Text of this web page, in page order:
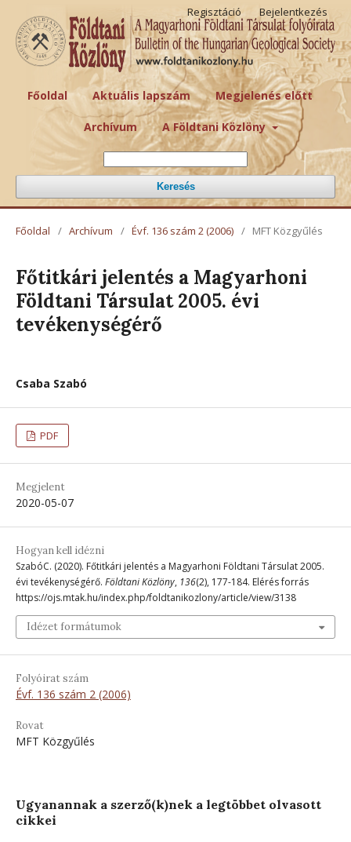
Főoldal Aktuális lapszám Megjelenés előtt
Archívum A Földtani Közlöny
Keresés
Regisztáció Bejelentkezés
Főoldal / Archívum / Évf. 136 szám 2 (2006) / MFT Közgyűlés
Főtitkári jelentés a Magyarhoni
Földtani Társulat 2005. évi
tevékenységérő
Csaba Szabó
PDF
Megjelent
2020-05-07
Hogyan kell idézni
SzabóC. (2020). Főtitkári jelentés a Magyarhoni Földtani Társulat 2005.
évi tevékenységérő. Földtani Közlöny, 136(2), 177-184. Elérés forrás
https://ojs.mtak.hu/index.php/foldtanikozlony/article/view/3138
Idézet formátumok
Folyóirat szám
Évf. 136 szám 2 (2006)
Rovat
MFT Közgyűlés
Ugyanannak a szerző(k)nek a legtöbbet olvasott
cikkei